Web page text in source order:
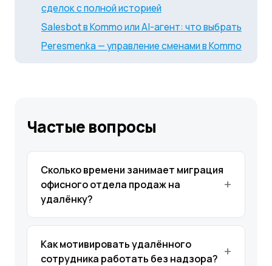
сделок с полной историей
Salesbot в Kommo или AI-агент: что выбрать
Peresmenka — управление сменами в Kommo
Частые вопросы
Сколько времени занимает миграция
офисного отдела продаж на
удалёнку?
Как мотивировать удалённого
сотрудника работать без надзора?